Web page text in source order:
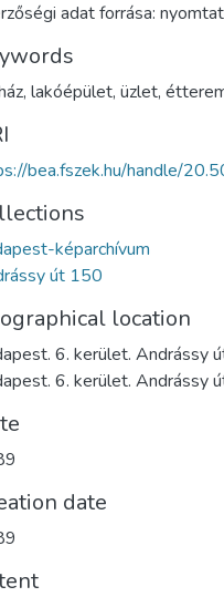
adat forrása:
, lakóépület, üzlet,
bea.fszek.hu/handle/
képarchívum
út 150
location
6. kerület. Andrássy
6. kerület. Andrássy
date